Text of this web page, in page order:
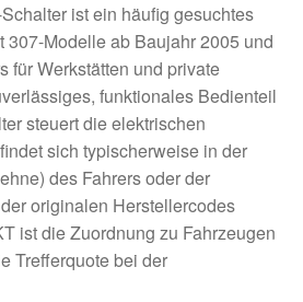
ist ein häufig gesuchtes
307-Modelle ab Baujahr 2005 und
für Werkstätten und private
funktionales Bedienteil
steuert die elektrischen
sich typischerweise in der
des Fahrers oder der
originalen Herstellercodes
ist die Zuordnung zu Fahrzeugen
Trefferquote bei der